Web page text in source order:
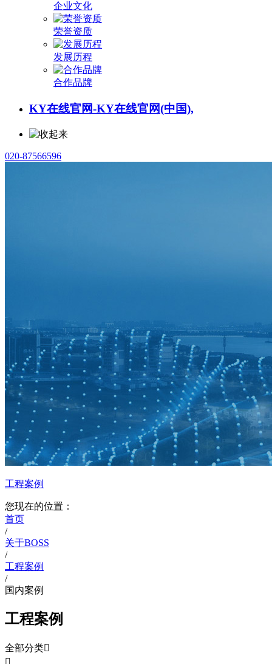
企业文化
荣誉资质
发展历程
合作品牌
KY在线官网-KY在线官网(中国),
020-87566596
工程案例
您现在的位置：
首页
/
关于BOSS
/
工程案例
/
国内案例
工程案例
全部分类
